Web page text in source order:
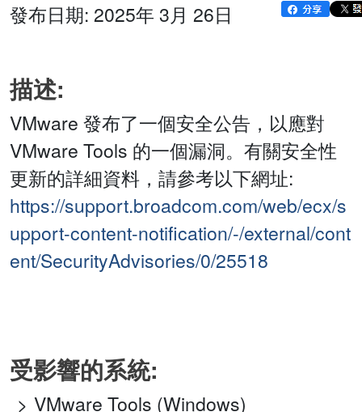
發布日期: 2025年 3月 26日
描述:
VMware 發布了一個安全公告，以應對
VMware Tools 的一個漏洞。有關安全性
更新的詳細資料，請參考以下網址:
https://support.broadcom.com/web/ecx/s
upport-content-notification/-/external/cont
ent/SecurityAdvisories/0/25518
受影響的系統:
VMware Tools (Windows)